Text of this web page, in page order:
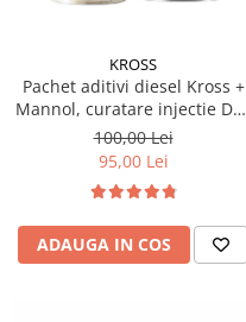
KROSS
Pachet aditivi diesel Kross +
Mannol, curatare injectie DPF
si stabilizare ulei
100,00 Lei
95,00 Lei
ADAUGA IN COS